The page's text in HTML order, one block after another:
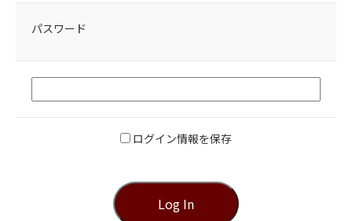
パスワード
ログイン情報を保存